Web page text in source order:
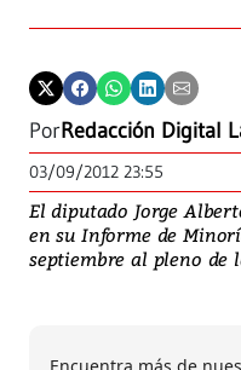
PorRedacción Digital
03/09/2012 23:55
El diputado Jorge
en su Informe de
septiembre al pleno de